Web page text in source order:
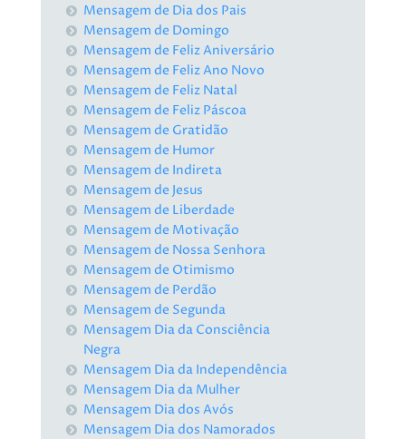
Mensagem de Dia dos Pais
Mensagem de Domingo
Mensagem de Feliz Aniversário
Mensagem de Feliz Ano Novo
Mensagem de Feliz Natal
Mensagem de Feliz Páscoa
Mensagem de Gratidão
Mensagem de Humor
Mensagem de Indireta
Mensagem de Jesus
Mensagem de Liberdade
Mensagem de Motivação
Mensagem de Nossa Senhora
Mensagem de Otimismo
Mensagem de Perdão
Mensagem de Segunda
Mensagem Dia da Consciência
Negra
Mensagem Dia da Independência
Mensagem Dia da Mulher
Mensagem Dia dos Avós
Mensagem Dia dos Namorados